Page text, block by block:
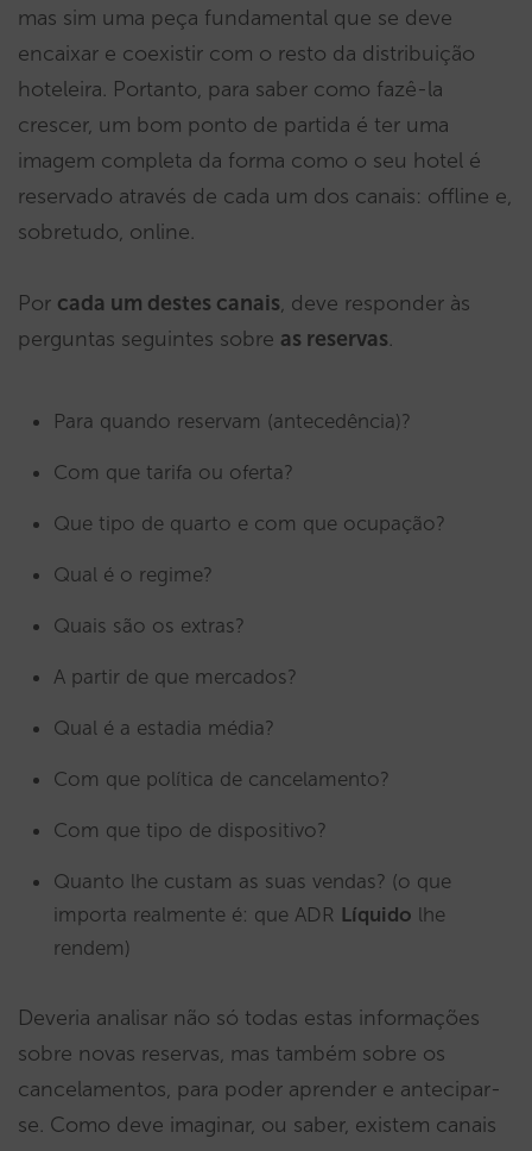
mas sim uma peça fundamental que se deve
encaixar e coexistir com o resto da distribuição
hoteleira. Portanto, para saber como fazê-la
crescer, um bom ponto de partida é ter uma
imagem completa da forma como o seu hotel é
reservado através de cada um dos canais: offline e,
sobretudo, online.
Por cada um destes canais, deve responder às
perguntas seguintes sobre as reservas.
Para quando reservam (antecedência)?
Com que tarifa ou oferta?
Que tipo de quarto e com que ocupação?
Qual é o regime?
Quais são os extras?
A partir de que mercados?
Qual é a estadia média?
Com que política de cancelamento?
Com que tipo de dispositivo?
Quanto lhe custam as suas vendas? (o que
importa realmente é: que ADR Líquido lhe
rendem)
Deveria analisar não só todas estas informações
sobre novas reservas, mas também sobre os
cancelamentos, para poder aprender e antecipar-
se. Como deve imaginar, ou saber, existem canais